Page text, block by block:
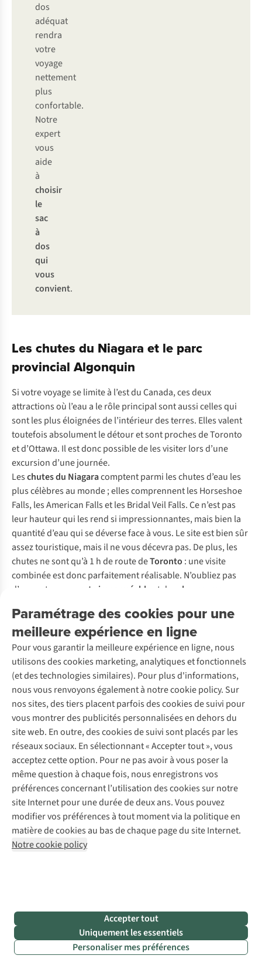
dos
adéquat
rendra
votre
voyage
nettement
plus
confortable.
Notre
expert
vous
aide
à
choisir
le
sac
à
dos
qui
vous
convient.
Les chutes du Niagara et le parc
provincial Algonquin
Si votre voyage se limite à l’est du Canada, ces deux
attractions où l’eau a le rôle principal sont aussi celles qui
sont les plus éloignées de l’intérieur des terres. Elles valent
toutefois absolument le détour et sont proches de Toronto
et d’Ottawa. Il est donc possible de les visiter lors d’une
excursion d’une journée.
Leschutes du Niagaracomptent parmi les chutes d’eau les
plus célèbres au monde ; elles comprennent les Horseshoe
Falls, les American Falls et les Bridal Veil Falls. Ce n’est pas
leur hauteur qui les rend si impressionnantes, mais bien la
quantité d’eau qui se déverse face à vous. Le site est bien sûr
assez touristique, mais il ne vous décevra pas. De plus, les
chutes ne sont qu’à 1 h de route deToronto : une visite
combinée est donc parfaitement réalisable. N’oubliez pas
d’emporter une
veste imperméable et des
chaussures
Vous voulez encore plus d’eau ? Situé un peu plus au nord,
parc provincial Algonquinest le paradis desamateurs de
canoë. Vous pouvez faire uneexcursion de plusieurs jours
qui vous fera longer en canoë des collines d’érables rouges
et des crêtes rocheuses. Il n’y a pas de voitures, la seule
façon d’explorer les merveilles de l’Algonquin est la marche
ou le bateau. L’endroit est donc parfait pourcamperen toute
tranquillité.
Encore plus d’inspiration
Voyage | Inspiration
Paramétrage des cookies pour une
meilleure expérience en ligne
Pour vous garantir la meilleure expérience en ligne, nous
utilisons des cookies marketing, analytiques et fonctionnels
(et des technologies similaires). Pour plus d'informations,
nous vous renvoyons également à notre cookie policy. Sur
nos sites, des tiers placent parfois des cookies de suivi pour
vous montrer des publicités personnalisées en dehors du
site web. En outre, des cookies de suivi sont placés par les
réseaux sociaux. En sélectionnant « Accepter tout », vous
acceptez cette option. Pour ne pas avoir à vous poser la
même question à chaque fois, nous enregistrons vos
préférences concernant l’utilisation des cookies sur notre
site Internet pour une durée de deux ans. Vous pouvez
modifier vos préférences à tout moment via la politique en
matière de cookies au bas de chaque page du site Internet.
Notre cookie policy
Accepter tout
Uniquement les essentiels
Personaliser mes préférences